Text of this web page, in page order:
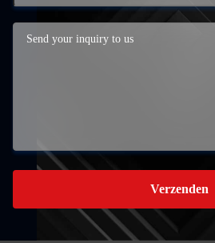
Verzenden